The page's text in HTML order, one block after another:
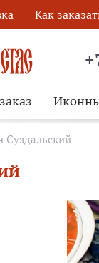
Как
Суздальский